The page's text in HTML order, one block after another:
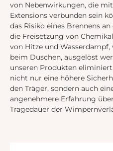
von Nebenwirkungen, die
Extensions verbunden sein
das Risiko eines Brennens
die Freisetzung von
von Hitze und Wasserdampf,
beim Duschen, ausgelöst
unseren Produkten
nicht nur eine höhere
den Träger, sondern auch
angenehmere Erfahrung
Tragedauer der